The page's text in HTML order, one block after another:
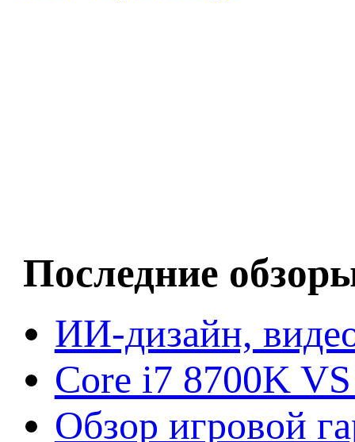
Последние
ИИ-дизайн,
Core i7 8700K
Обзор игровой